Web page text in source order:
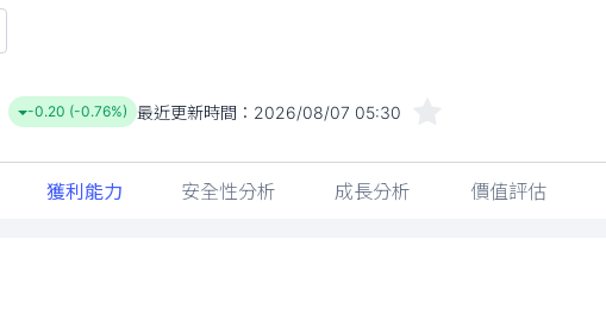
-0.20 (-0.76%) 最近更新時間： 2026/08/07 05:30
獲利能力 安全性分析 成長分析 價值評估